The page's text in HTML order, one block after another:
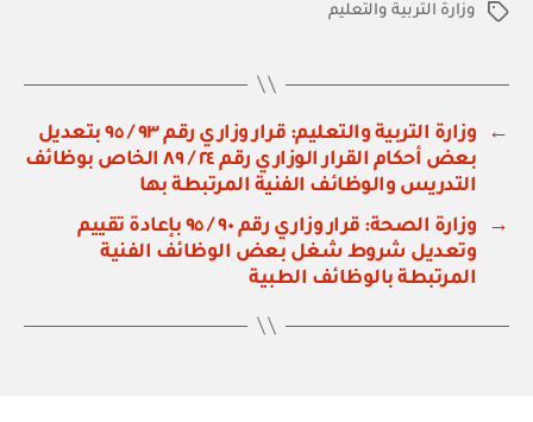
الوسوموزارة التربية والتعليم
←
وزارة التربية والتعليم: قرار وزاري رقم ٩٣ / ٩٥ بتعديل
بعض أحكام القرار الوزاري رقم ٢٤ / ٨٩ الخاص بوظائف
التدريس والوظائف الفنية المرتبطة بها
→
وزارة الصحة: قرار وزاري رقم ٩٠ / ٩٥ بإعادة تقييم
وتعديل شروط شغل بعض الوظائف الفنية
المرتبطة بالوظائف الطبية